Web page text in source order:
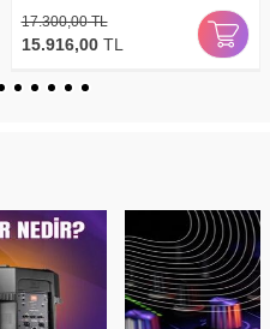
17.300,00TL
15.916,00TL